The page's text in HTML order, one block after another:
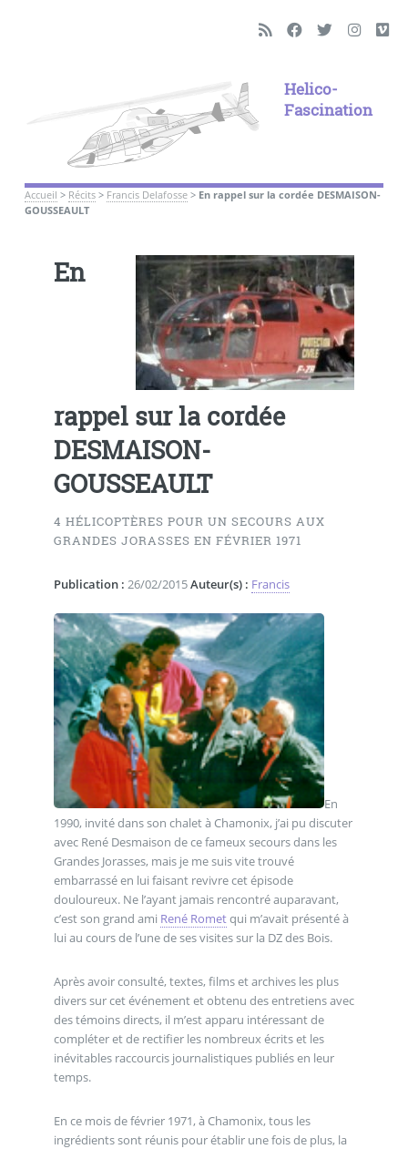
Helico-
Fascination
Accueil > Récits> Francis Delafosse> En rappel sur la cordée DESMAISON-
GOUSSEAULT
En
rappel sur la cordée
DESMAISON-
GOUSSEAULT
4 HÉLICOPTÈRES POUR UN SECOURS AUX
GRANDES JORASSES EN FÉVRIER 1971
Publication : 26/02/2015Auteur(s) : Francis
En
1990, invité dans son chalet à Chamonix, j’ai pu discuter
avec René Desmaison de ce fameux secours dans les
Grandes Jorasses, mais je me suis vite trouvé
embarrassé en lui faisant revivre cet épisode
douloureux. Ne l’ayant jamais rencontré auparavant,
c’est son grand ami René Rometqui m’avait présenté à
lui au cours de l’une de ses visites sur la DZ des Bois.
Après avoir consulté, textes, films et archives les plus
divers sur cet événement et obtenu des entretiens avec
des témoins directs, il m’est apparu intéressant de
compléter et de rectifier les nombreux écrits et les
inévitables raccourcis journalistiques publiés en leur
temps.
En ce mois de février 1971, à Chamonix, tous les
ingrédients sont réunis pour établir une fois de plus, la